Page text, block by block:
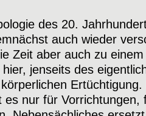
führen eine stille
Her zwischen
Fehlt der Struktur
des 20.
auch wieder
Zeit aber auch zu
jenseits des
Ertüchtigung.
nur für Vorrichtungen,